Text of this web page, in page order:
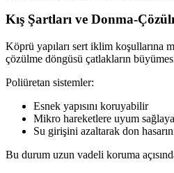
Kış Şartları ve Donma-
Köprü yapıları sert iklim koşullarına
çözülme döngüsü çatlakların
Poliüretan sistemler:
Esnek yapısını koruyabilir
Mikro hareketlere uyum
Su girişini azaltarak don
Bu durum uzun vadeli koruma